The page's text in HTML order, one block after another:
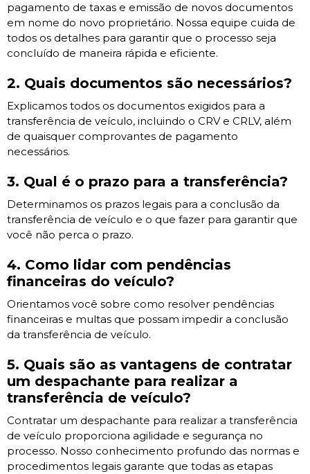
pagamento de taxas e emissão de novos documentos
em nome do novo proprietário. Nossa equipe cuida de
todos os detalhes para garantir que o processo seja
concluído de maneira rápida e eficiente.
2. Quais documentos são necessários?
Explicamos todos os documentos exigidos para a
transferência de veículo, incluindo o CRV e CRLV, além
de quaisquer comprovantes de pagamento
necessários.
3. Qual é o prazo para a transferência?
Determinamos os prazos legais para a conclusão da
transferência de veículo e o que fazer para garantir que
você não perca o prazo.
4. Como lidar com pendências
financeiras do veículo?
Orientamos você sobre como resolver pendências
financeiras e multas que possam impedir a conclusão
da transferência de veículo.
5. Quais são as vantagens de contratar
um despachante para realizar a
transferência de veículo?
Contratar um despachante para realizar a transferência
de veículo proporciona agilidade e segurança no
processo. Nosso conhecimento profundo das normas e
procedimentos legais garante que todas as etapas